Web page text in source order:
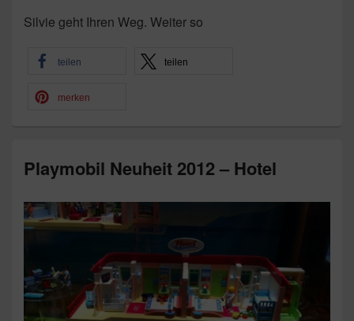
Silvie geht Ihren Weg. Weiter so
teilen teilen
merken
Playmobil Neuheit 2012 – Hotel